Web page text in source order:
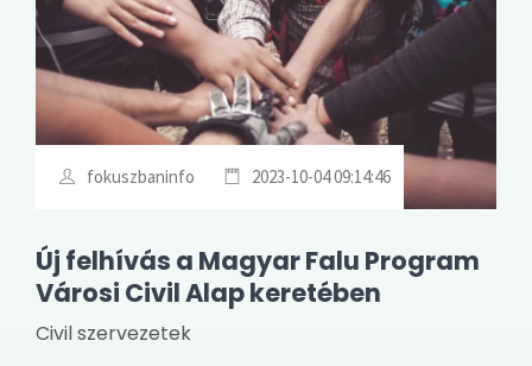
fokuszbaninfo 2023-10-04 09:14:46
Új felhívás a Magyar Falu Program
Városi Civil Alap keretében
Civil szervezetek